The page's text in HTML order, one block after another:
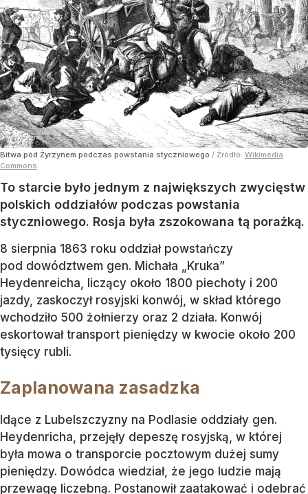
Bitwa pod Żyrzynem podczas powstania styczniowego / Źródło: Wikimedia
Commons
To starcie było jednym z największych zwycięstw
polskich oddziałów podczas powstania
styczniowego. Rosja była zszokowana tą porażką.
8 sierpnia 1863 roku oddział powstańczy
pod dowództwem gen. Michała „Kruka”
Heydenreicha, liczący około 1800 piechoty i 200
jazdy, zaskoczył rosyjski konwój, w skład którego
wchodziło 500 żołnierzy oraz 2 działa. Konwój
eskortował transport pieniędzy w kwocie około 200
tysięcy rubli.
Zaplanowana zasadzka
Idące z Lubelszczyzny na Podlasie oddziały gen.
Heydenricha, przejęły depeszę rosyjską, w której
była mowa o transporcie pocztowym dużej sumy
pieniędzy. Dowódca wiedział, że jego ludzie mają
przewagę liczebną. Postanowił zaatakować i odebrać